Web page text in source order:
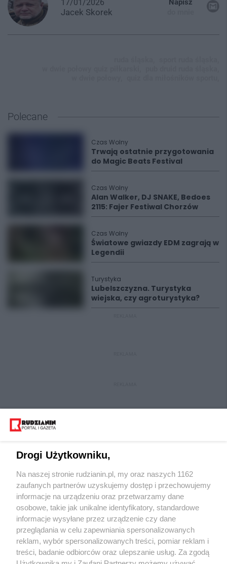
17/01/2026
Jacek Skorek
Napisz
Polecane
Czas Wolny
Trwają ostatnie przygotowania
do Magic Beats Festival
Czas Wolny
Alan Walker, DJ SNAKE, Bedoes
2115: Fajer Festiwal Chorzów
Czas Wolny
Światowe gwiazdy EDM zagrają w
Legendii
Turystyka
Lubelszczyzna. Turystyka
wiejska, czy agroturystyka?
Wydawca mediów lokalnych
Nie zapomnij
zapoznać się z:
polityką prywatności regulamin korzystania z portali
Drogi Użytkowniku,
Na naszej stronie rudzianin.pl, my oraz naszych 1162
zaufanych partnerów uzyskujemy dostęp i przechowujemy
informacje na urządzeniu oraz przetwarzamy dane
osobowe, takie jak unikalne identyfikatory, standardowe
informacje wysyłane przez urządzenie czy dane
przeglądania w celu zapewniania spersonalizowanych
reklam, wybór spersonalizowanych treści, pomiar reklam i
treści, badanie odbiorców oraz ulepszanie usług. Za zgodą